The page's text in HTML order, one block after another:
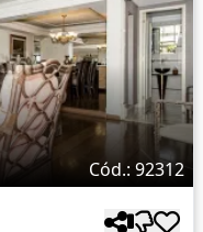
Cód.: 92312